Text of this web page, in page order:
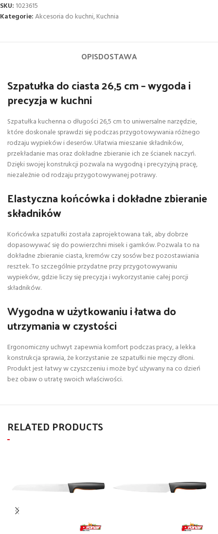
SKU: 1023615
Kategorie:Akcesoria do kuchni,Kuchnia
OPISDOSTAWA
Szpatułka do ciasta 26,5 cm – wygoda i
precyzja w kuchni
Szpatułka kuchenna o długości 26,5 cm to uniwersalne narzędzie,
które doskonale sprawdzi się podczas przygotowywania różnego
rodzaju wypieków i deserów. Ułatwia mieszanie składników,
przekładanie mas oraz dokładne zbieranie ich ze ścianek naczyń.
Dzięki swojej konstrukcji pozwala na wygodną i precyzyjną pracę,
niezależnie od rodzaju przygotowywanej potrawy.
Elastyczna końcówka i dokładne zbieranie
składników
Końcówka szpatułki została zaprojektowana tak, aby dobrze
dopasowywać się do powierzchni misek i garnków. Pozwala to na
dokładne zbieranie ciasta, kremów czy sosów bez pozostawiania
resztek. To szczególnie przydatne przy przygotowywaniu
wypieków, gdzie liczy się precyzja i wykorzystanie całej porcji
składników.
Wygodna w użytkowaniu i łatwa do
utrzymania w czystości
Ergonomiczny uchwyt zapewnia komfort podczas pracy, a lekka
konstrukcja sprawia, że korzystanie ze szpatułki nie męczy dłoni.
Produkt jest łatwy w czyszczeniu i może być używany na co dzień
bez obaw o utratę swoich właściwości.
RELATED PRODUCTS